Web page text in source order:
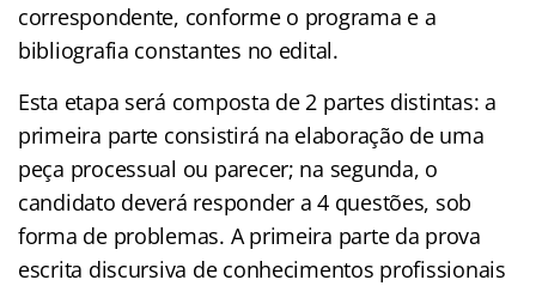
correspondente, conforme o programa e a
bibliografia constantes no edital.
Esta etapa será composta de 2 partes distintas: a
primeira parte consistirá na elaboração de uma
peça processual ou parecer; na segunda, o
candidato deverá responder a 4 questões, sob
forma de problemas. A primeira parte da prova
escrita discursiva de conhecimentos profissionais